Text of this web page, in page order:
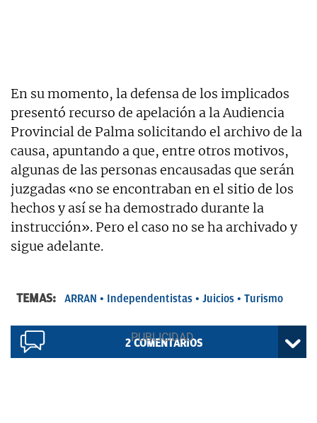
En su momento, la defensa de los implicados
presentó recurso de apelación a la Audiencia
Provincial de Palma solicitando el archivo de la
causa, apuntando a que, entre otros motivos,
algunas de las personas encausadas que serán
juzgadas «no se encontraban en el sitio de los
hechos y así se ha demostrado durante la
instrucción». Pero el caso no se ha archivado y
sigue adelante.
TEMAS: ARRAN Independentistas Juicios Turismo
2COMENTARIOS